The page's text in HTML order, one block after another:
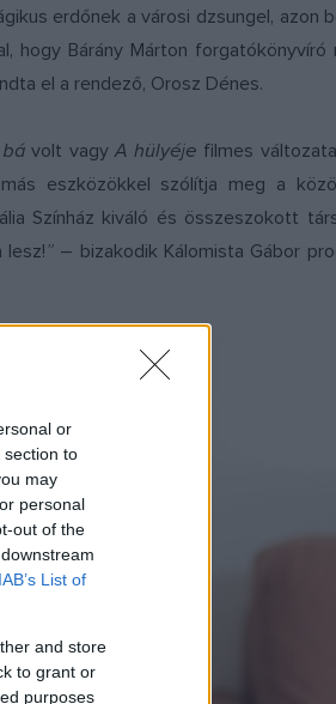
or
section to
may
personal
out of the
IAB’s List of
and store
to grant or
purposes
erdőnek a városi dzsungel, azon
hogy Bárány Márton forgatókönyvíró
el a rendező, Orosz Dénes.
bá volt vagyA hülyéje filmes
eszközökkel szólítja meg a
Színház kiváló és összeszokott
lesz!”– bizakodik Kálomista Gábor